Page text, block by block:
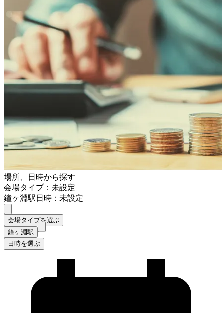
場所、日時から探す
会場タイプ：未設定
鐘ヶ淵駅日時：未設定
会場タイプを選ぶ
鐘ヶ淵駅
日時を選ぶ